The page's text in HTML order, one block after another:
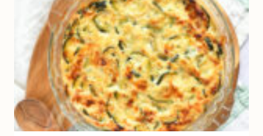
DE
POIS
CHICHE
–
CUISSON
AU
FOUR